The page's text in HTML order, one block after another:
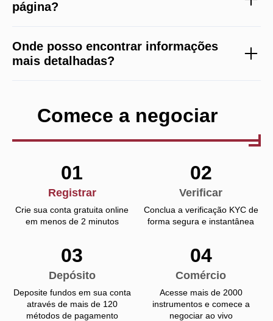
página?
Onde posso encontrar informações
mais detalhadas?
Comece a negociar
01
Registrar
Crie sua conta gratuita online
em menos de 2 minutos
02
Verificar
Conclua a verificação KYC de
forma segura e instantânea
03
Depósito
Deposite fundos em sua conta
através de mais de 120
métodos de pagamento
04
Comércio
Acesse mais de 2000
instrumentos e comece a
negociar ao vivo